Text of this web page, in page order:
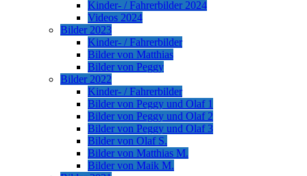
Kinder- / Fahrerbilder 2024
Videos 2024
Bilder 2023
Kinder- / Fahrerbilder
Bilder von Matthias
Bilder von Peggy
Bilder 2022
Kinder- / Fahrerbilder
Bilder von Peggy und Olaf 1
Bilder von Peggy und Olaf 2
Bilder von Peggy und Olaf 3
Bilder von Olaf S.
Bilder von Matthias M.
Bilder von Maik M.